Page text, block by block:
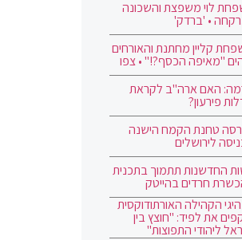
לוי משפצת והשכונה
• 'ברדק'
קליין מחתנת והאורחים
"מאיפה הכסף?!" • צפו
האם ארה"ב לקראת
פירעון?
טחנת הקמח הישנה
לירושלים
החדשנות תתמוך בתכנית
חרדים בהייטק
הקהילה האורתודוקסית
את לפיד: "חוצץ בין
ליהודי התפוצות"